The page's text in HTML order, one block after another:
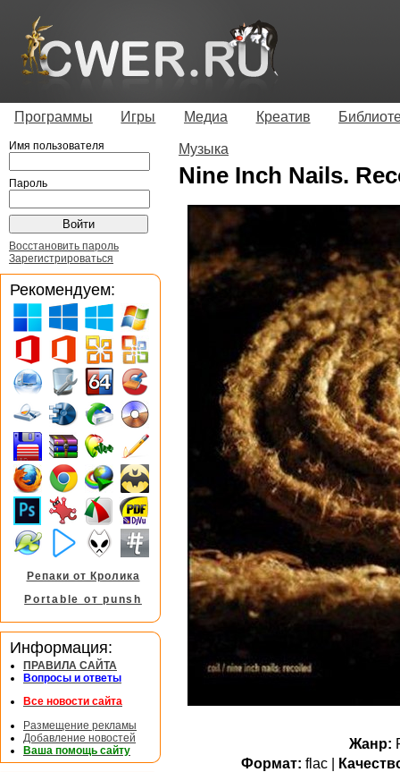
Программы Игры Медиа Креатив
Музыка
Nine Inch Nails.
Жанр:
Формат: flac |
Имя пользователя
Пароль
Восстановить пароль
Зарегистрироваться
Рекомендуем:
Репаки от Кролика
Portable от punsh
Информация:
ПРАВИЛА САЙТА
Вопросы и ответы
Все новости сайта
Размещение рекламы
Добавление новостей
Ваша помощь сайту